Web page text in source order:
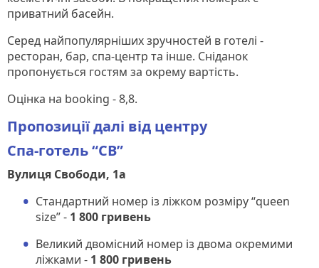
приватний басейн.
Серед найпопулярніших зручностей в готелі -
ресторан, бар, спа-центр та інше. Сніданок
пропонується гостям за окрему вартість.
Оцінка на booking - 8,8.
Пропозиції далі від центру
Спа-готель “СВ”
Вулиця Свободи, 1а
Стандартний номер із ліжком розміру “queen
size” - 1 800 гривень
Великий двомісний номер із двома окремими
ліжками - 1 800 гривень